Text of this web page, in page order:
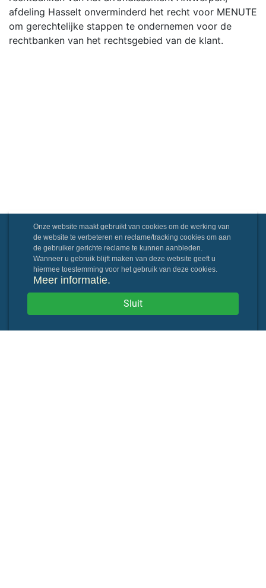
afdeling Hasselt onverminderd het recht voor MENUTE
om gerechtelijke stappen te ondernemen voor de
rechtbanken van het rechtsgebied van de klant.
Onze website maakt gebruikt van cookies om de werking van
de website te verbeteren en reclame/tracking cookies om aan
de gebruiker gerichte reclame te kunnen aanbieden.
Wanneer u gebruik blijft maken van deze website geeft u
hiermee toestemming voor het gebruik van deze cookies.
Meer informatie.
Sluit